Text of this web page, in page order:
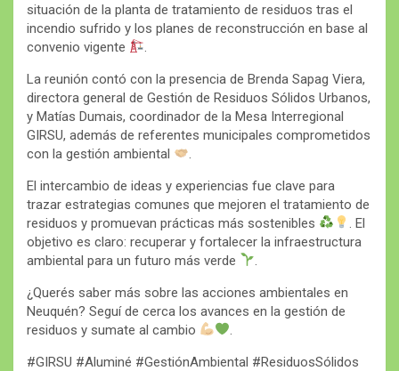
situación de la planta de tratamiento de residuos tras el
incendio sufrido y los planes de reconstrucción en base al
convenio vigente
.
La reunión contó con la presencia de Brenda Sapag Viera,
directora general de Gestión de Residuos Sólidos Urbanos,
y Matías Dumais, coordinador de la Mesa Interregional
GIRSU, además de referentes municipales comprometidos
con la gestión ambiental
.
El intercambio de ideas y experiencias fue clave para
trazar estrategias comunes que mejoren el tratamiento de
residuos y promuevan prácticas más sostenibles
. El
objetivo es claro: recuperar y fortalecer la infraestructura
ambiental para un futuro más verde
.
¿Querés saber más sobre las acciones ambientales en
Neuquén? Seguí de cerca los avances en la gestión de
residuos y sumate al cambio
.
#GIRSU #Aluminé #GestiónAmbiental #ResiduosSólidos